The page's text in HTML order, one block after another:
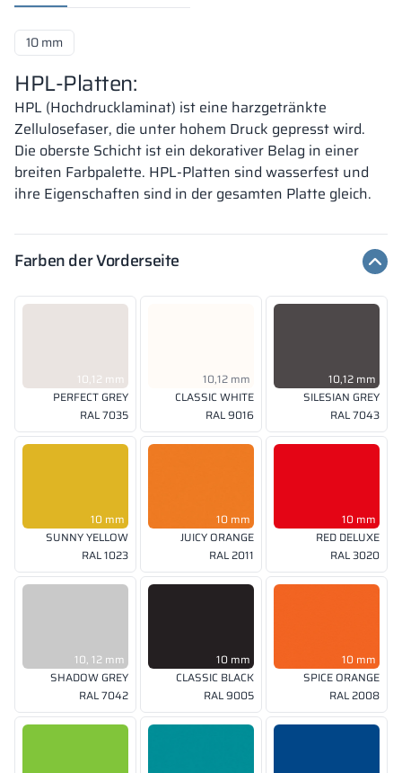
10 mm
HPL-Platten:
HPL (Hochdrucklaminat) ist eine harzgetränkte
Zellulosefaser, die unter hohem Druck gepresst wird.
Die oberste Schicht ist ein dekorativer Belag in einer
breiten Farbpalette. HPL-Platten sind wasserfest und
ihre Eigenschaften sind in der gesamten Platte gleich.
Farben der Vorderseite
10,12 mm
PERFECT GREY
RAL 7035
10,12 mm
CLASSIC WHITE
RAL 9016
10,12 mm
SILESIAN GREY
RAL 7043
10 mm
SUNNY YELLOW
RAL 1023
10 mm
JUICY ORANGE
RAL 2011
10 mm
RED DELUXE
RAL 3020
10, 12 mm
SHADOW GREY
RAL 7042
10 mm
CLASSIC BLACK
RAL 9005
10 mm
SPICE ORANGE
RAL 2008